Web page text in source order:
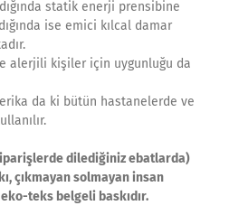
statik enerji prensibine
ise emici kılcal damar
alerjili kişiler için uygunluğu da
da ki bütün hastanelerde ve
siparişlerde dilediğiniz ebatlarda)
çıkmayan solmayan insan
teks belgeli baskıdır.